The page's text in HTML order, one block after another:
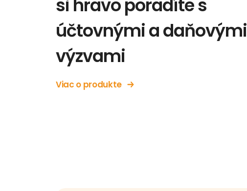
si hravo poradíte s
účtovnými a daňovými
výzvami
Viac o produkte